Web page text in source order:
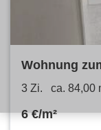
Wohnung
€ 84 m²
3 Zi. ca. 84,00
6 €/m²